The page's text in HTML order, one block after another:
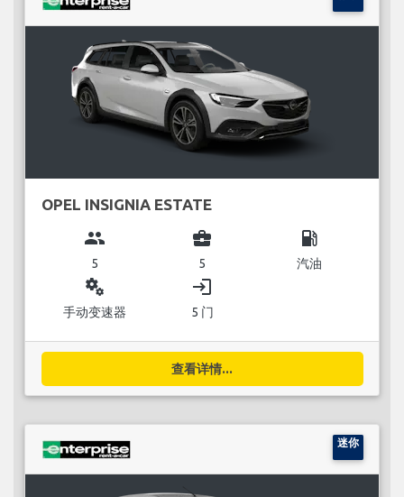
OPEL INSIGNIA ESTATE
group
5
business_center
5
local_gas_station
汽油
miscellaneous_services
手动变速器
login
5 门
查看详情...
迷你